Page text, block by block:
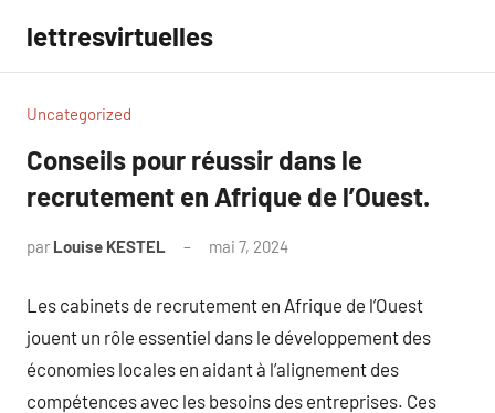
contenu
lettresvirtuelles
Uncategorized
Conseils pour réussir dans le
recrutement en Afrique de l’Ouest.
par Louise KESTEL mai 7, 2024
Les cabinets de recrutement en Afrique de l’Ouest
jouent un rôle essentiel dans le développement des
économies locales en aidant à l’alignement des
compétences avec les besoins des entreprises. Ces